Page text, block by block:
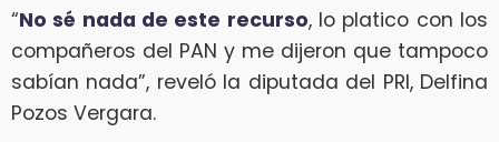
“No sé nada de este recurso, lo platico con los
compañeros del PAN y me dijeron que tampoco
sabían nada”, reveló la diputada del PRI, Delfina
Pozos Vergara.